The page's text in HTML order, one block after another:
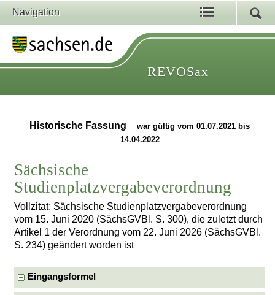
Navigation
REVOSax
Historische Fassung
war gültig vom 01.07.2021 bis
14.04.2022
Sächsische
Studienplatzvergabeverordnung
Vollzitat: Sächsische Studienplatzvergabeverordnung
vom 15. Juni 2020 (SächsGVBl. S. 300), die zuletzt durch
Artikel 1 der Verordnung vom 22. Juni 2026 (SächsGVBl.
S. 234) geändert worden ist
Eingangsformel